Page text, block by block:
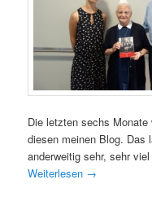
Die letzten sechs
diesen meinen Blog. Das
anderweitig sehr, sehr
Weiterlesen →